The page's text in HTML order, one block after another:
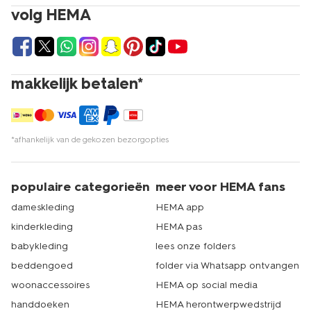
volg HEMA
makkelijk betalen*
*afhankelijk van de gekozen bezorgopties
populaire categorieën
dameskleding
kinderkleding
babykleding
beddengoed
woonaccessoires
handdoeken
meer voor HEMA fans
HEMA app
HEMA pas
lees onze folders
folder via Whatsapp ontvangen
HEMA op social media
HEMA herontwerpwedstrijd